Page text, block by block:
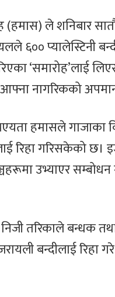
ले शनिबार
६०० प्यालेस्टिनी
‘समारोह’लाई
नागरिकको
हमासले गाजाका
रिहा गरिसकेको
उभ्याएर
तरिकाले बन्धक
बन्दीलाई रिहा